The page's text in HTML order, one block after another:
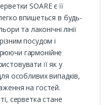
SOARE є її
впишеться в будь-
та лаконічні лінії
посудом і
гармонійне
її як у
особливих випадків,
на гостей.
серветка стане